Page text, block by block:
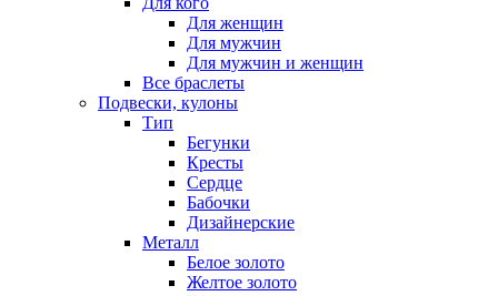
Для женщин
Для мужчин
Для мужчин и женщин
Все браслеты
Подвески, кулоны
Тип
Бегунки
Кресты
Сердце
Бабочки
Дизайнерские
Металл
Белое золото
Желтое золото